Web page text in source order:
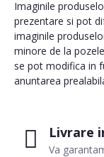
Livrare
Va
Imaginile
prezentare si pot
imaginile
minore de la
se pot modifica in
anuntarea